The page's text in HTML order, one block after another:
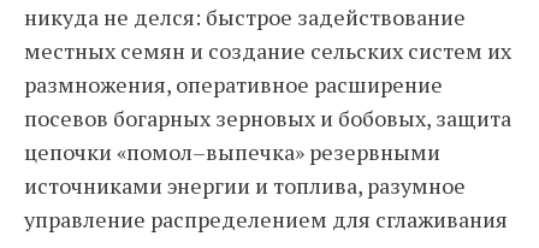
никуда не делся: быстрое задействование
местных семян и создание сельских систем их
размножения, оперативное расширение
посевов богарных зерновых и бобовых, защита
цепочки «помол–выпечка» резервными
источниками энергии и топлива, разумное
управление распределением для сглаживания